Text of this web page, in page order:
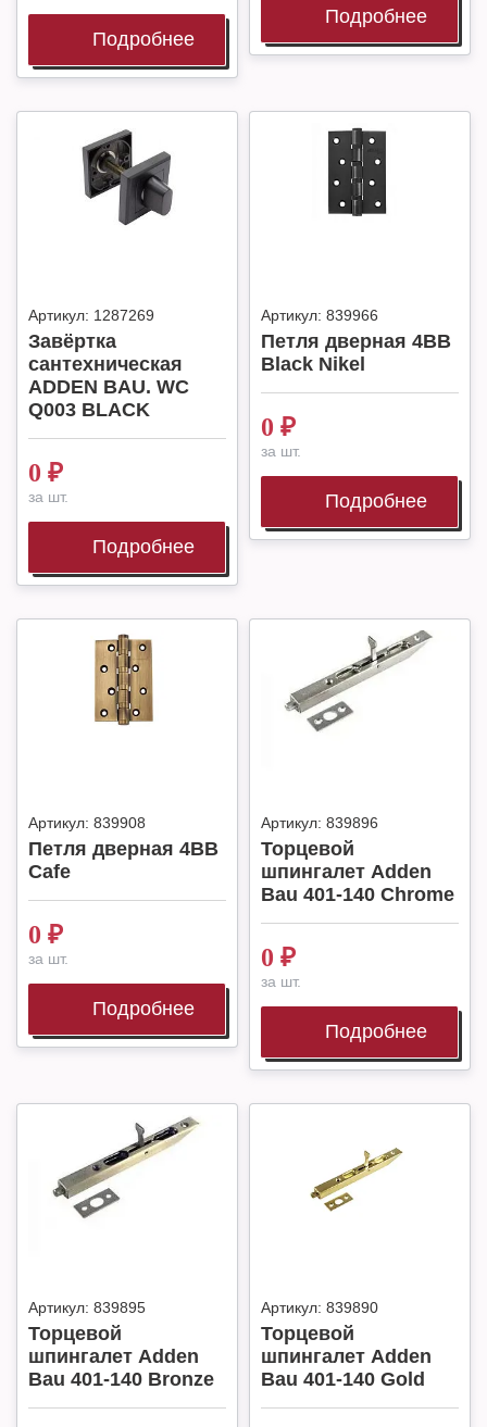
Подробнее
Подробнее
Артикул: 1287269
Завёртка
сантехническая
ADDEN BAU. WC
Q003 BLACK
0 ₽
за шт.
Подробнее
Артикул: 839966
Петля дверная 4BB
Black Nikel
0 ₽
за шт.
Подробнее
Артикул: 839908
Петля дверная 4BB
Cafe
0 ₽
за шт.
Подробнее
Артикул: 839896
Торцевой
шпингалет Adden
Bau 401-140 Chrome
0 ₽
за шт.
Подробнее
Артикул: 839895
Торцевой
шпингалет Adden
Bau 401-140 Bronze
Артикул: 839890
Торцевой
шпингалет Adden
Bau 401-140 Gold